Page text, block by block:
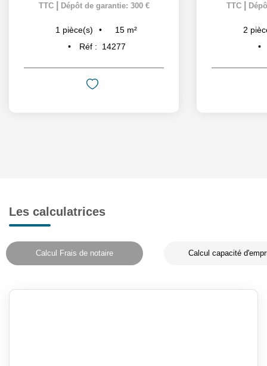
TTC
Dépôt de garantie: 300 €
1 pièce(s) 15 m²
Réf :
14277
TTC
2
Les calculatrices
Calcul Frais de notaire Calcul capacité